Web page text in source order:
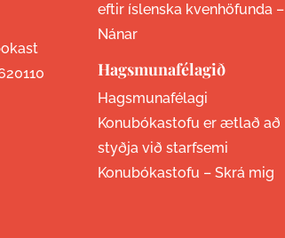
eftir íslenska kvenhöfunda –
Nánar
Hagsmunafélagið
Hagsmunafélagi
Konubókastofu er ætlað að
styðja við starfsemi
Konubókastofu – Skrá mig